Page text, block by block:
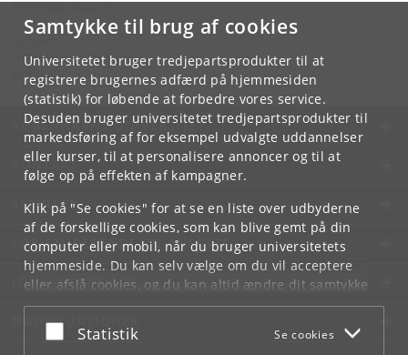
Samtykke til brug af cookies
Universitetet bruger tredjepartsprodukter til at
registrere brugernes adfærd på hjemmesiden
(statistik) for løbende at forbedre vores service.
Desuden bruger universitetet tredjepartsprodukter til
markedsføring af for eksempel udvalgte uddannelser
eller kurser, til at personalisere annoncer og til at
følge op på effekten af kampagner.
Klik på "Se cookies" for at se en liste over udbyderne
af de forskellige cookies, som kan blive gemt på din
computer eller mobil, når du bruger universitetets
hjemmeside. Du kan selv vælge om du vil acceptere
eller afslå cookies, og du kan altid ændre dit samtykke
underCookie- og privatlivspolitiksom du finder i
bunden af hver side.
Acceptér eller afslå
Statistik Se cookies
Københavns Universitet
KØBENHAVNS UNIVERSITET
KONTAKT
SERVICES
FOR STUDERENDE OG ANSATTE
JOB OG KARRIERE
NØDSITUATIONER